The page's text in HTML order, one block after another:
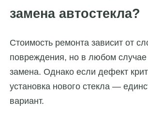
замена автостекла?
Стоимость ремонта зависит от
повреждения, но в любом
замена. Однако если дефект
установка нового стекла —
вариант.